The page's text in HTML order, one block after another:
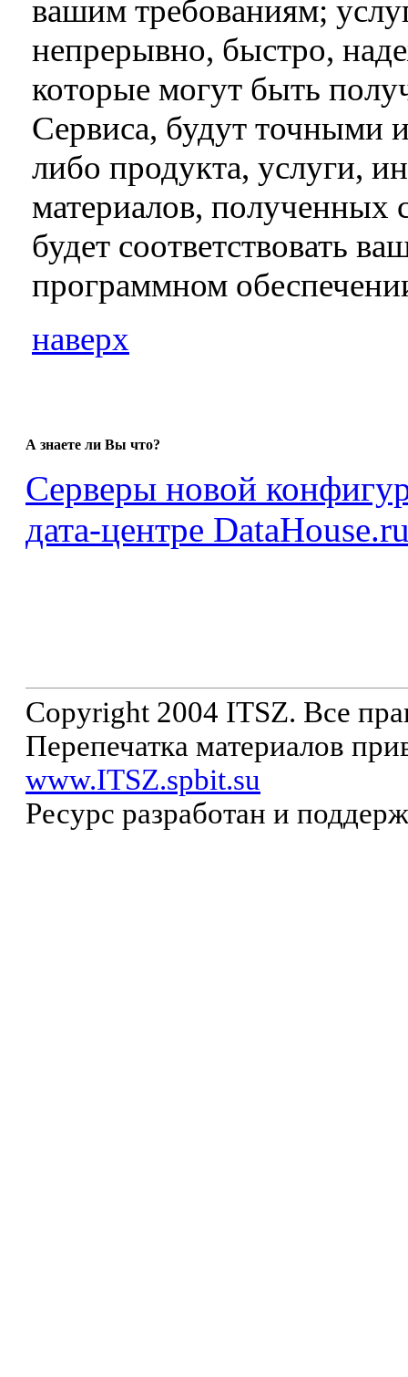
вашим требованиям;
непрерывно, быстро,
которые могут быть
Сервиса, будут точными
либо продукта, услуги,
материалов, полученных
будет соответствовать
программном
наверх
А знаете ли Вы что?
Серверы новой
дата-центре
Copyright 2004 ITSZ. Все
Перепечатка материалов
www.ITSZ.spbit.su
Ресурс разработан и